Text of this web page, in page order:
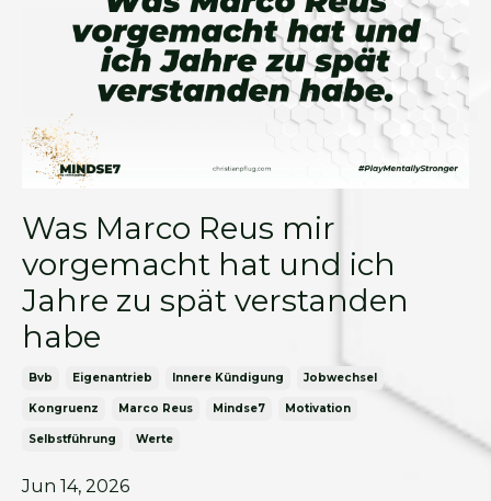
Was Marco Reus mir
vorgemacht hat und ich
Jahre zu spät verstanden
habe
Bvb Eigenantrieb Innere Kündigung Jobwechsel
Kongruenz Marco Reus Mindse7 Motivation
Selbstführung Werte
Jun 14, 2026